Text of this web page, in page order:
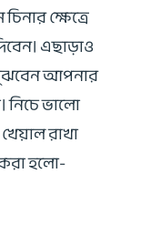
ক্ষেত্রে
এছাড়াও
আপনার
নিচে ভালো
রাখা
হলো-